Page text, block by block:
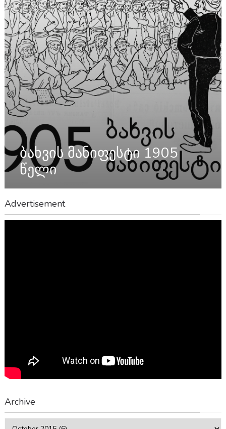
ბახვის მანიფესტი 1905
წელი
Advertisement
Archive